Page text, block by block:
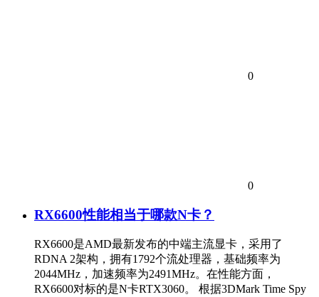
0
0
RX6600性能相当于哪款N卡？
RX6600是AMD最新发布的中端主流显卡，采用了
RDNA 2架构，拥有1792个流处理器，基础频率为
2044MHz，加速频率为2491MHz。在性能方面，
RX6600对标的是N卡RTX3060。 根据3DMark Time Spy